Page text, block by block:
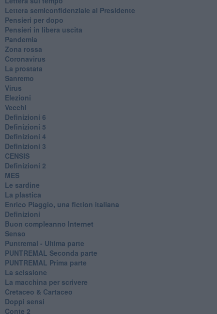
Lettera semiconfidenziale al Presidente
Pensieri per dopo
​Pensieri in libera uscita
Pandemia
Zona rossa
Coronavirus
La prostata
Sanremo
Virus
Elezioni
Vecchi
Definizioni 6
Definizioni 5
Definizioni 4
Definizioni 3
CENSIS
​Definizioni 2
MES
Le sardine
La plastica
​Enrico Piaggio, una fiction italiana
Definizioni
​Buon compleanno Internet
Senso
Puntremal - Ultima parte
PUNTREMAL Seconda parte
​PUNTREMAL Prima parte
La scissione
La macchina per scrivere
Cretaceo & Cartaceo
Doppi sensi
​Conte 2